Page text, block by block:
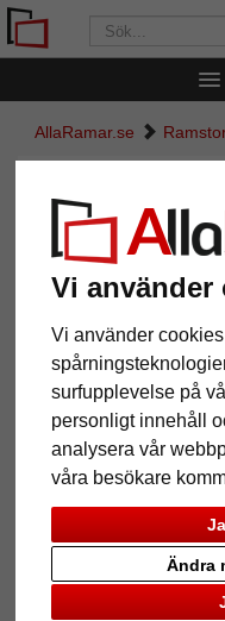
Vi använder
Vi använder
surfupplevelse på
personligt innehåll
analysera vår
våra besökare
Ändra
AllaRamar.se
Träram Macmac
Tillbaka